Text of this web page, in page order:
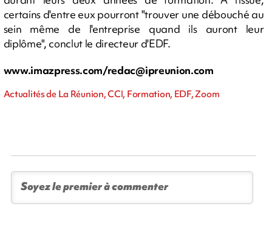
certains d'entre eux pourront "trouver une débouché au
sein même de l'entreprise quand ils auront leur
diplôme", conclut le directeur d'EDF.
www.imazpress.com/redac@ipreunion.com
Actualités de La Réunion, CCI, Formation, EDF, Zoom